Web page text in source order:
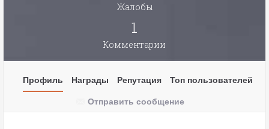
Жалобы
1
Комментарии
Профиль Награды Репутация Топ пользователей
Отправить сообщение